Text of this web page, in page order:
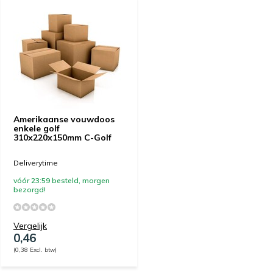
Amerikaanse vouwdoos
enkele golf
310x220x150mm C-Golf
Deliverytime
vóór 23:59 besteld, morgen
bezorgd!
Vergelijk
0,46
(0,38 Excl. btw)